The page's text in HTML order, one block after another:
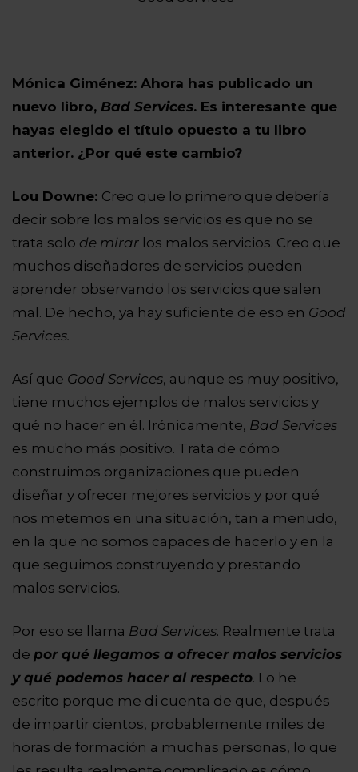
Mónica Giménez: Ahora has publicado un
nuevo libro, Bad Services. Es interesante que
hayas elegido el título opuesto a tu libro
anterior. ¿Por qué este cambio?
Lou Downe: Creo que lo primero que debería
decir sobre los malos servicios es que no se
trata solo de mirar los malos servicios. Creo que
muchos diseñadores de servicios pueden
aprender observando los servicios que salen
mal. De hecho, ya hay suficiente de eso en Good
Services.
Así que Good Services, aunque es muy positivo,
tiene muchos ejemplos de malos servicios y
qué no hacer en él. Irónicamente, Bad Services
es mucho más positivo. Trata de cómo
construimos organizaciones que pueden
diseñar y ofrecer mejores servicios y por qué
nos metemos en una situación, tan a menudo,
en la que no somos capaces de hacerlo y en la
que seguimos construyendo y prestando
malos servicios.
Por eso se llama Bad Services. Realmente trata
de por qué llegamos a ofrecer malos servicios
y qué podemos hacer al respecto. Lo he
escrito porque me di cuenta de que, después
de impartir cientos, probablemente miles de
horas de formación a muchas personas, lo que